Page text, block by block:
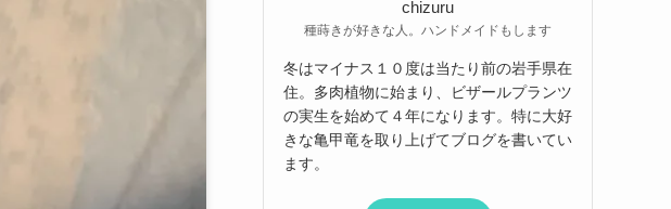
chizuru
種蒔きが好きな人。ハンドメイドもします
冬はマイナス１０度は当たり前の岩手県在
住。多肉植物に始まり、ビザールプランツ
の実生を始めて４年になります。特に大好
きな亀甲竜を取り上げてブログを書いてい
ます。